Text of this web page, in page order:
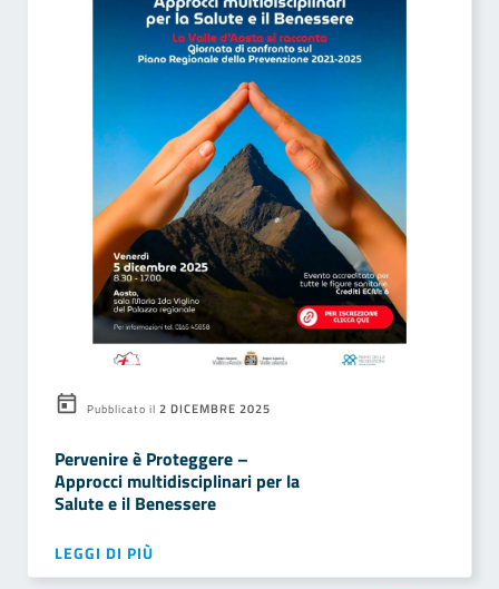
Pubblicato il 2 DICEMBRE 2025
Pervenire è Proteggere –
Approcci multidisciplinari per la
Salute e il Benessere
LEGGI DI PIÙ